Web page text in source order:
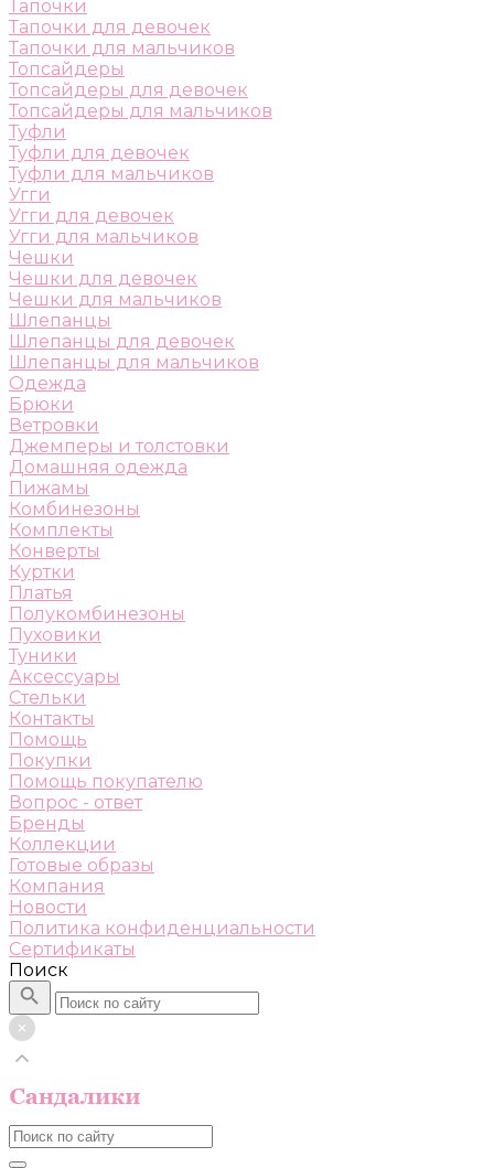
Тапочки
Тапочки для девочек
Тапочки для мальчиков
Топсайдеры
Топсайдеры для девочек
Топсайдеры для мальчиков
Туфли
Туфли для девочек
Туфли для мальчиков
Угги
Угги для девочек
Угги для мальчиков
Чешки
Чешки для девочек
Чешки для мальчиков
Шлепанцы
Шлепанцы для девочек
Шлепанцы для мальчиков
Одежда
Брюки
Ветровки
Джемперы и толстовки
Домашняя одежда
Пижамы
Комбинезоны
Комплекты
Конверты
Куртки
Платья
Полукомбинезоны
Пуховики
Туники
Аксессуары
Стельки
Контакты
Помощь
Покупки
Помощь покупателю
Вопрос - ответ
Бренды
Коллекции
Готовые образы
Компания
Новости
Политика конфиденциальности
Сертификаты
Поиск